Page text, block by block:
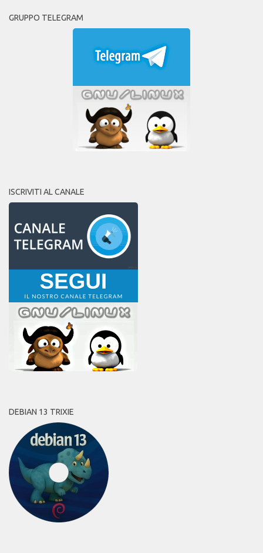
GRUPPO TELEGRAM
ISCRIVITI AL CANALE
DEBIAN 13 TRIXIE